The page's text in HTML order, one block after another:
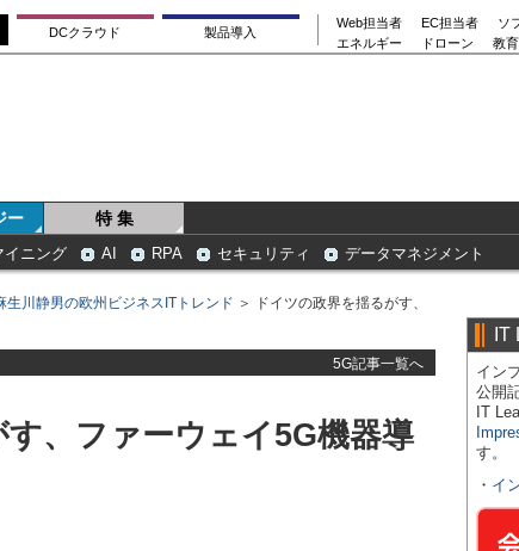
DCクラウド 製品導入
Web担当者 EC担当者
ソ
エネルギー
ドローン 教
ー 特 集
イニング AI RPA セキュリティ データマネジメント
生川静男の欧州ビジネスITトレンド ＞ ドイツの政界を揺るがす、
5G記事一覧へ
、ファーウェイ5G機器導
IT
イン
公開
IT
す。
・ イ